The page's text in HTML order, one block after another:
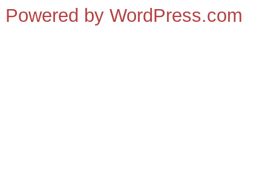
Powered by WordPress.com